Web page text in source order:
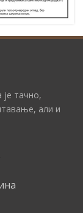
тачно,
али и